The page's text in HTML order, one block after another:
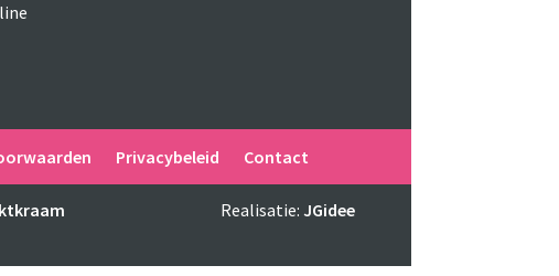
Privacybeleid Contact
Realisatie: JGidee